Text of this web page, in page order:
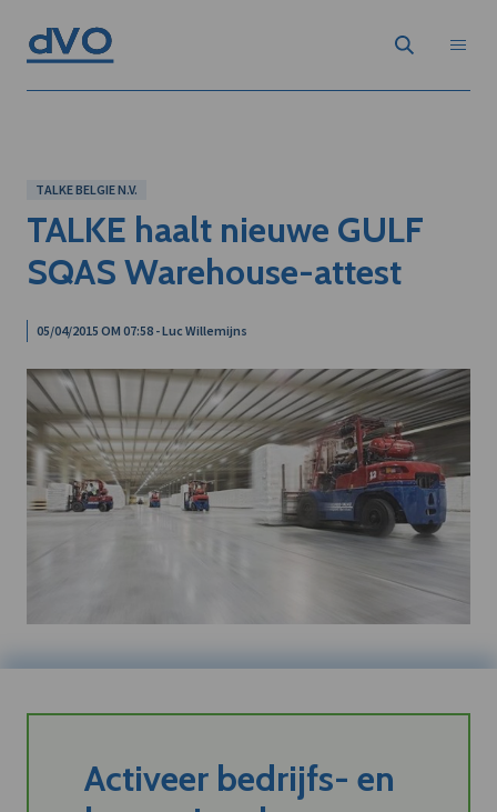
TALKE BELGIE N.V.
TALKE haalt nieuwe GULF
SQAS Warehouse-attest
05/04/2015 OM 07:58 - Luc Willemijns
Activeer bedrijfs- en